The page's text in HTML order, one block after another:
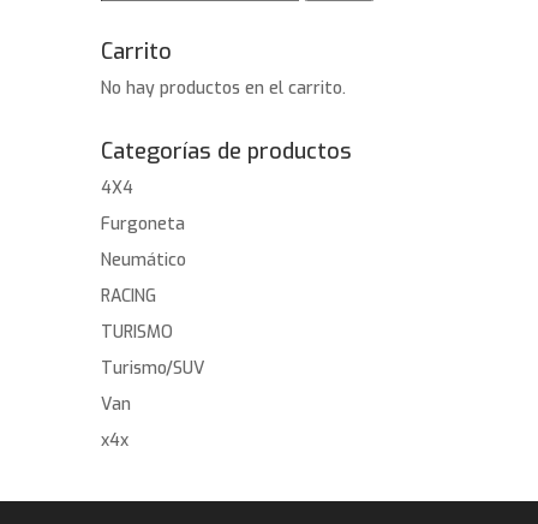
Carrito
No hay productos en el carrito.
Categorías de productos
4X4
Furgoneta
Neumático
RACING
TURISMO
Turismo/SUV
Van
x4x